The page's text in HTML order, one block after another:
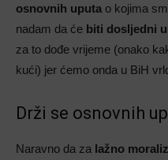
osnovnih uputa o kojima
nadam da će biti dosljedni
za to dođe vrijeme (onako
kući) jer ćemo onda u BiH
Drži se osnovnih
Naravno da za lažno